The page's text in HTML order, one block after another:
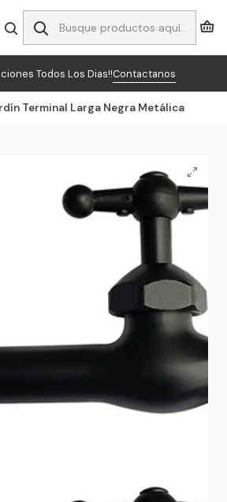
Todos Los Dias!!Contactanos
Terminal Larga Negra Metálica